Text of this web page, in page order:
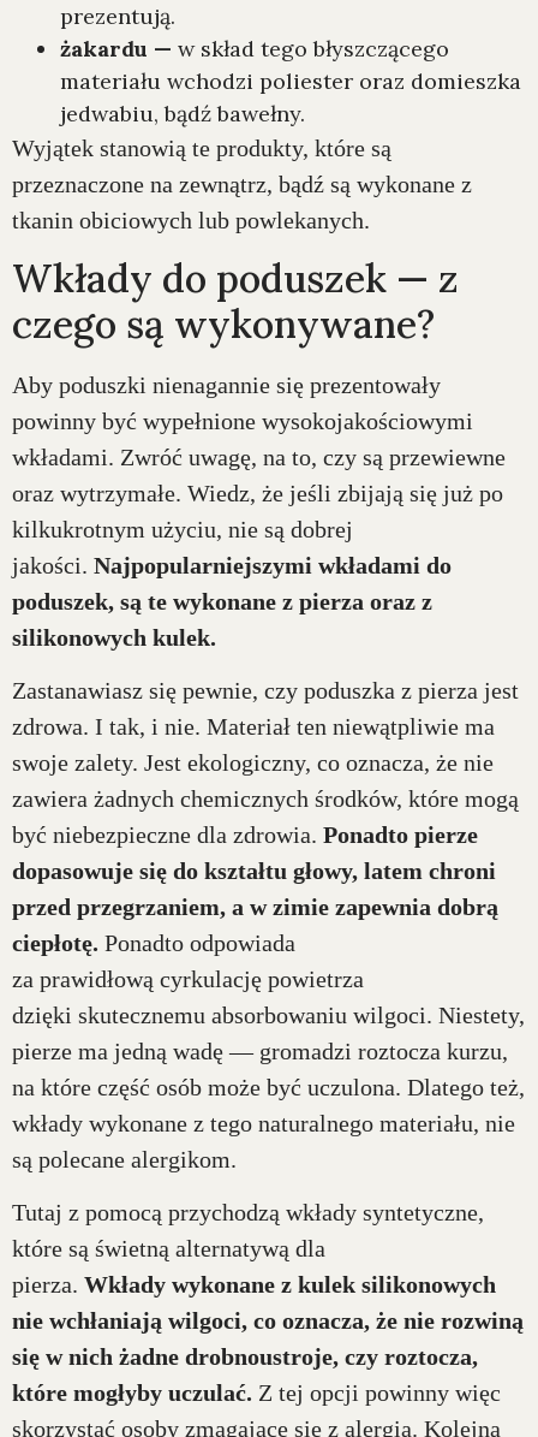
prezentują.
żakardu — w skład tego błyszczącego
materiału wchodzi poliester oraz domieszka
jedwabiu, bądź bawełny.
Wyjątek stanowią te produkty, które są
przeznaczone na zewnątrz, bądź są wykonane z
tkanin obiciowych lub powlekanych.
Wkłady do poduszek — z
czego są wykonywane?
Aby poduszki nienagannie się prezentowały
powinny być wypełnione wysokojakościowymi
wkładami. Zwróć uwagę, na to, czy są przewiewne
oraz wytrzymałe. Wiedz, że jeśli zbijają się już po
kilkukrotnym użyciu, nie są dobrej
jakości. Najpopularniejszymi wkładami do
poduszek, są te wykonane z pierza oraz z
silikonowych kulek.
Zastanawiasz się pewnie, czy poduszka z pierza jest
zdrowa. I tak, i nie. Materiał ten niewątpliwie ma
swoje zalety. Jest ekologiczny, co oznacza, że nie
zawiera żadnych chemicznych środków, które mogą
być niebezpieczne dla zdrowia. Ponadto pierze
dopasowuje się do kształtu głowy, latem chroni
przed przegrzaniem, a w zimie zapewnia dobrą
ciepłotę. Ponadto odpowiada
za prawidłową cyrkulację powietrza
dzięki skutecznemu absorbowaniu wilgoci. Niestety,
pierze ma jedną wadę — gromadzi roztocza kurzu,
na które część osób może być uczulona. Dlatego też,
wkłady wykonane z tego naturalnego materiału, nie
są polecane alergikom.
Tutaj z pomocą przychodzą wkłady syntetyczne,
które są świetną alternatywą dla
pierza. Wkłady wykonane z kulek silikonowych
nie wchłaniają wilgoci, co oznacza, że nie rozwiną
się w nich żadne drobnoustroje, czy roztocza,
które mogłyby uczulać. Z tej opcji powinny więc
skorzystać osoby zmagające się z alergią. Kolejną